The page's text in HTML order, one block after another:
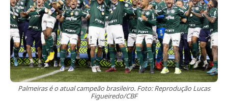
Palmeiras é o atual campeão brasileiro. Foto: Reprodução Lucas
Figueiredo/CBF